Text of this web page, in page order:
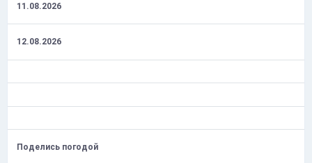
11.08.2026
12.08.2026
Поделись погодой